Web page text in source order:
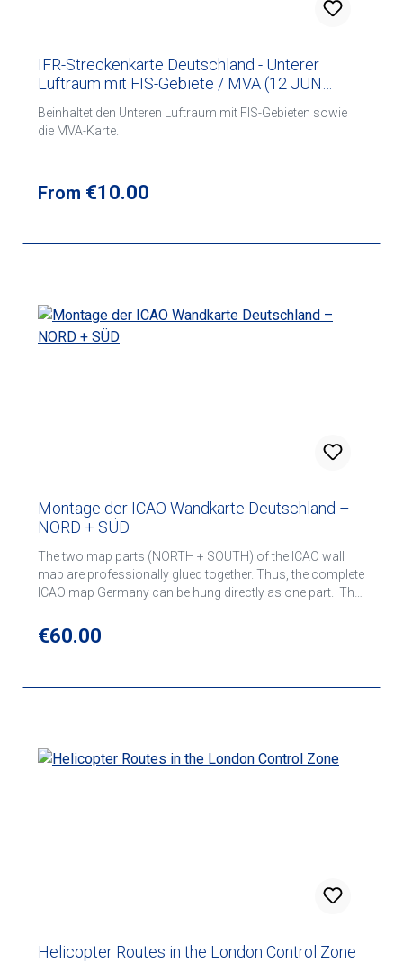
IFR-Streckenkarte Deutschland - Unterer
Luftraum mit FIS-Gebiete / MVA (12 JUN
2026)
Beinhaltet den Unteren Luftraum mit FIS-Gebieten sowie
die MVA-Karte.
Regular price:
From €10.00
Montage der ICAO Wandkarte Deutschland –
NORD + SÜD
The two map parts (NORTH + SOUTH) of the ICAO wall
map are professionally glued together. Thus, the complete
ICAO map Germany can be hung directly as one part. The
chart sheet NORD + SÜD.
Regular price:
€60.00
Helicopter Routes in the London Control Zone